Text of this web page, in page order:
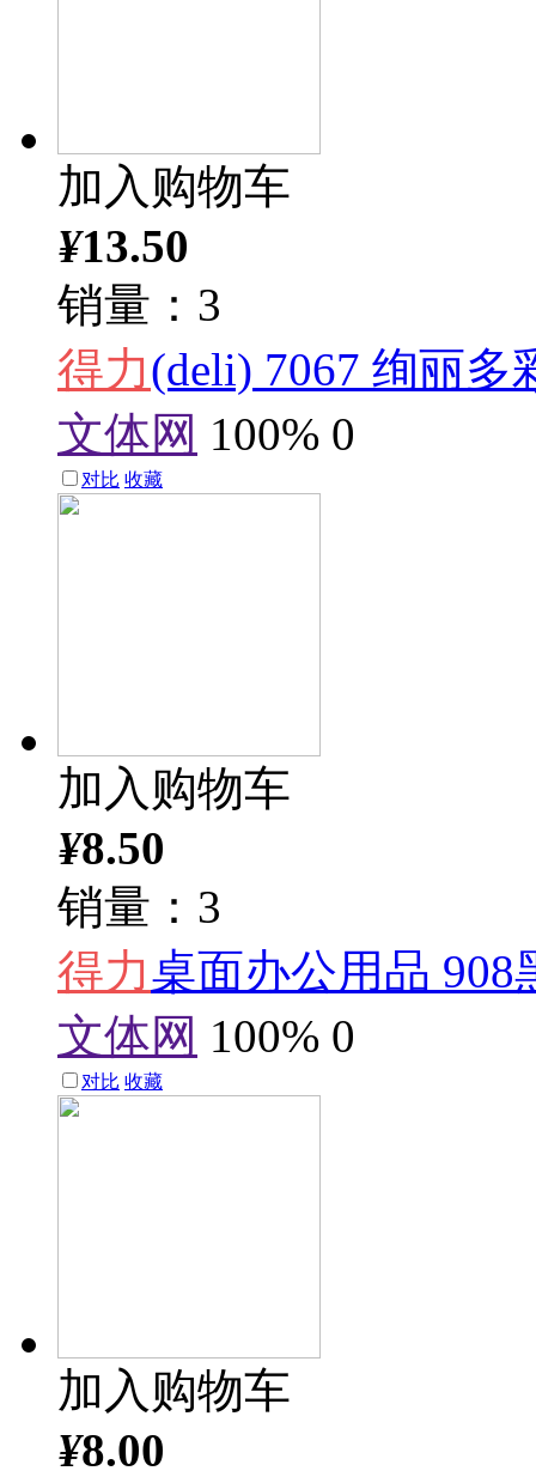
加入购物车
¥13.50
销量：3
得力(deli) 7067 绚丽多
文体网 100% 0
对比 收藏
加入购物车
¥8.50
销量：3
得力桌面办公用品
文体网 100% 0
对比 收藏
加入购物车
¥8.00